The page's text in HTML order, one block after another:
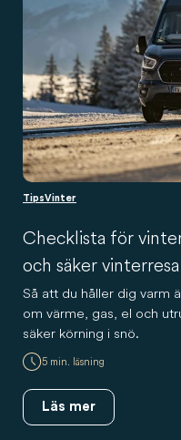
TipsVinter
Checklista för
och säker vinterresa
Så att du håller dig varm
om värme, gas, el och
säker körning i snö.
5 min. läsning
Läs mer